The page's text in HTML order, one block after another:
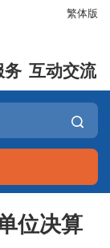
繁体版
务 互动交流
位决算